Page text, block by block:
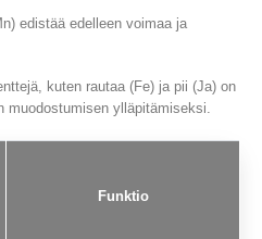
edistää edelleen voimaa ja
kuten rautaa (Fe) ja pii (Ja) on
muodostumisen ylläpitämiseksi.
Funktio